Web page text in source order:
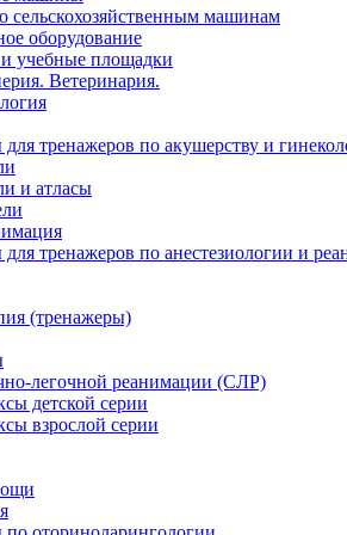
сельскохозяйственным машинам
оборудование
и учебные площадки
Ветеринария.
тренажеров по акушерству и
и атласы
тренажеров по анестезиологии и
(тренажеры)
легочной реанимации (СЛР)
детской серии
взрослой серии